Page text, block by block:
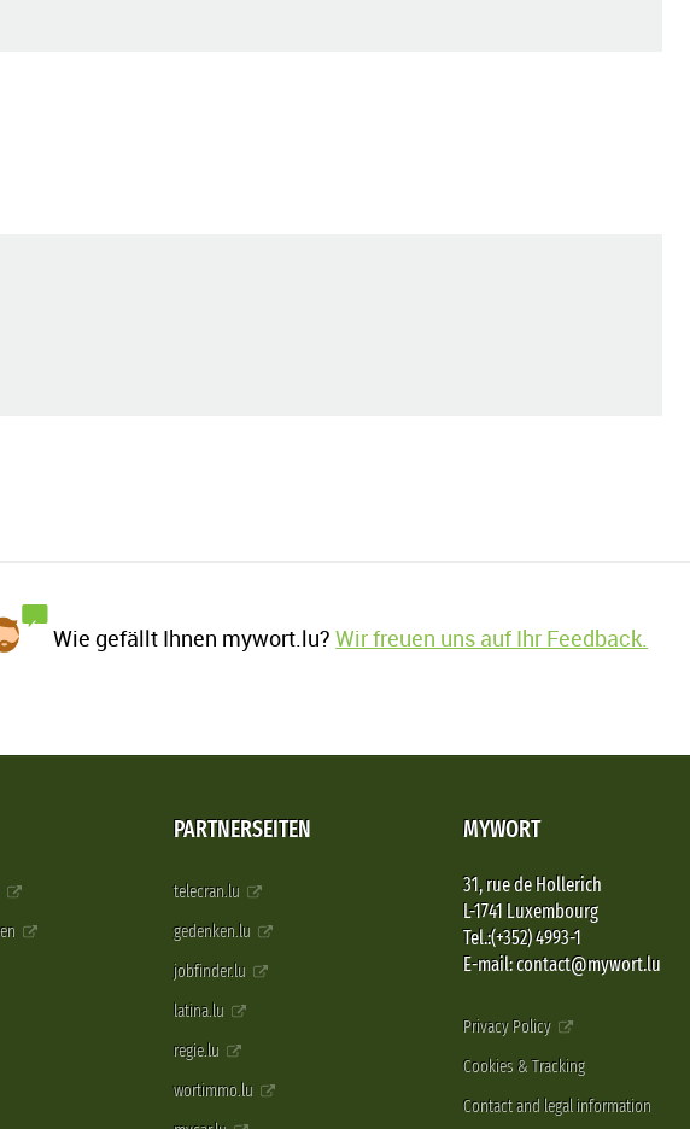
Wie gefällt Ihnen mywort.lu?Wir freuen uns auf Ihr Feedback.
PARTNERSEITEN
telecran.lu
gedenken.lu
jobfinder.lu
latina.lu
regie.lu
wortimmo.lu
MYWORT
31, rue de Hollerich
L-1741 Luxembourg
Tel.:(+352) 4993-1
E-mail: contact@mywort.lu
Privacy Policy
Cookies & Tracking
Contact and legal information